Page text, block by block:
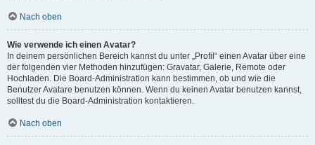
Nach oben
Wie verwende ich einen Avatar?
In deinem persönlichen Bereich kannst du unter „Profil“ einen Avatar über eine
der folgenden vier Methoden hinzufügen: Gravatar, Galerie, Remote oder
Hochladen. Die Board-Administration kann bestimmen, ob und wie die
Benutzer Avatare benutzen können. Wenn du keinen Avatar benutzen kannst,
solltest du die Board-Administration kontaktieren.
Nach oben